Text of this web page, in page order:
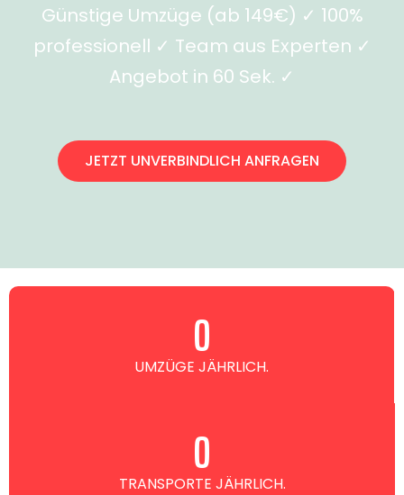
Günstige Umzüge (ab 149€) ✓ 100%
professionell ✓ Team aus Experten ✓
Angebot in 60 Sek. ✓
JETZT UNVERBINDLICH ANFRAGEN
UMZÜGE JÄHRLICH.
0
TRANSPORTE JÄHRLICH.
0